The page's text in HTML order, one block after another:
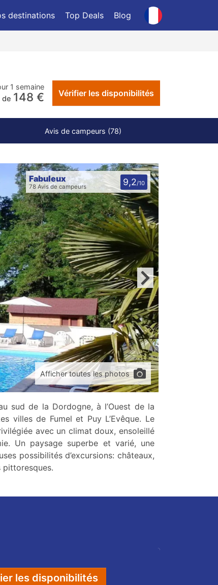
destinations Top Deals Blog
1 semaine
de 148 € Vérifier les disponibilités
Avis de campeurs (78)
Afficher toutes les photos
Fabuleux
78 Avis de campeurs 9,2/10
sud de la Dordogne, à l’Ouest de la
villes de Fumel et Puy L’Evêque. Le
avec un climat doux, ensoleillé
Un paysage superbe et varié, une
possibilités d’excursions: châteaux,
pittoresques.
les disponibilités